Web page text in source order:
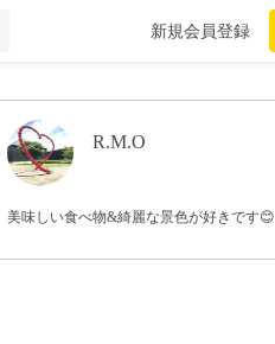
新規会員登録
R.M.O
美味しい食べ物&綺麗な景色が好きです😊